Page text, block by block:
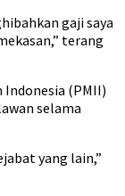
gaji saya
terang
Indonesia (PMII)
selama
yang lain,”